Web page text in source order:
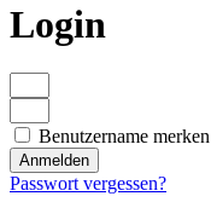
Login
Benutzername merken
Anmelden
Passwort vergessen?